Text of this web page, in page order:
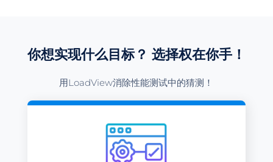
你想实现什么目标？ 选择权在你手！
用LoadView消除性能测试中的猜测！